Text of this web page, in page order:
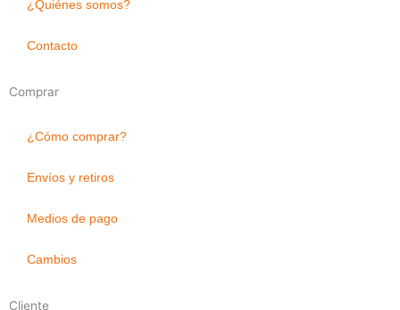
¿Quiénes somos?
Contacto
Comprar
¿Cómo comprar?
Envíos y retiros
Medios de pago
Cambios
Cliente